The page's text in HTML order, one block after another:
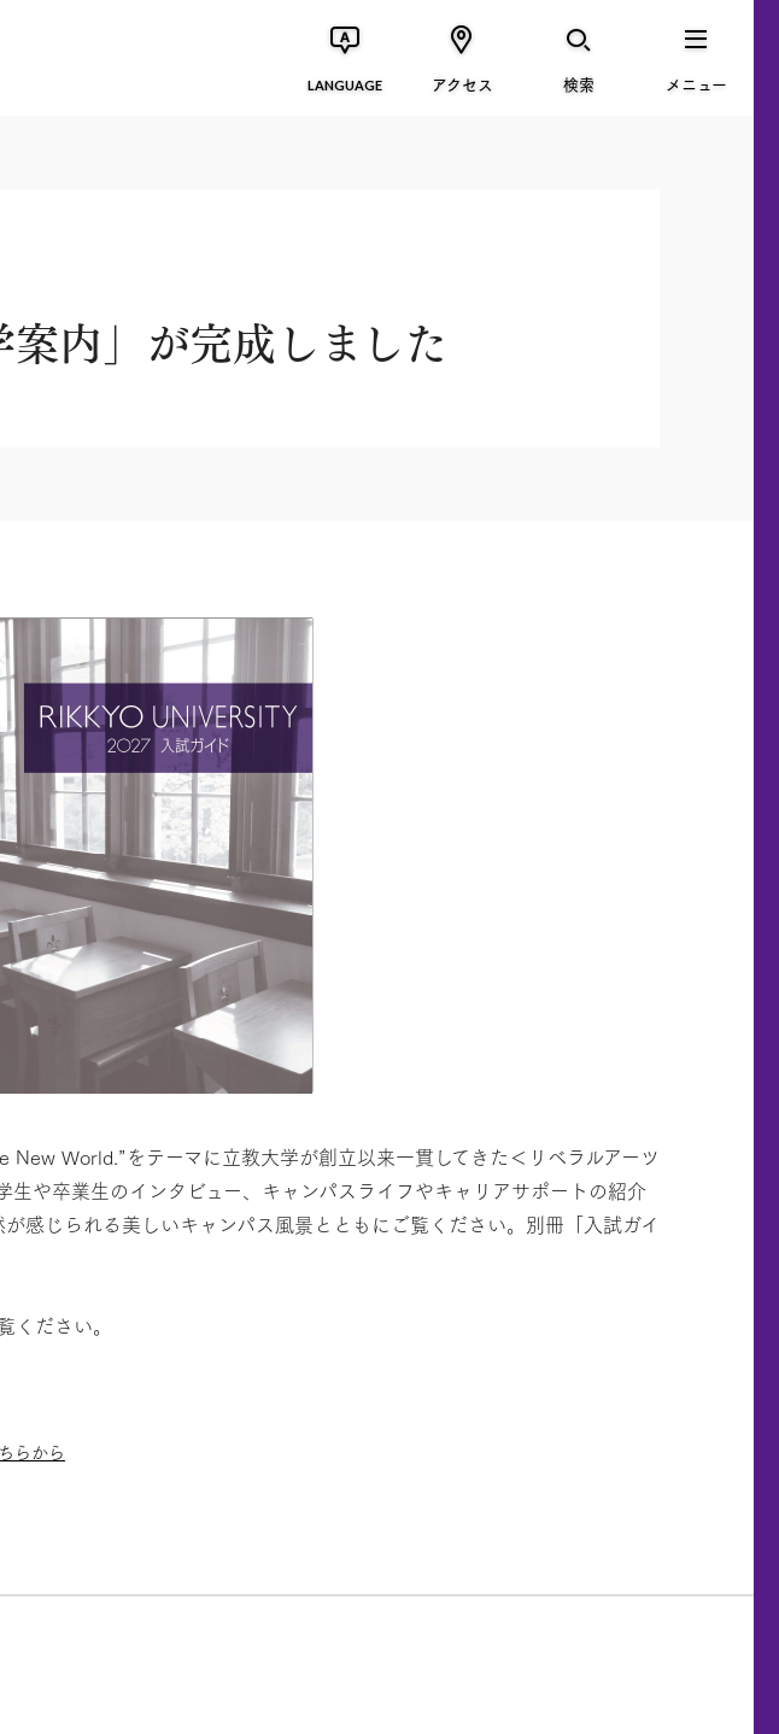
LANGUAGE アクセス 検索 メニュー
内」が完成しました
World.”をテーマに立教大学が創立以来一貫してきた＜リベラルアーツ
や卒業生のインタビュー、キャンパスライフやキャリアサポートの紹介
感じられる美しいキャンパス風景とともにご覧ください。別冊「入試ガイ
ださい。
らから